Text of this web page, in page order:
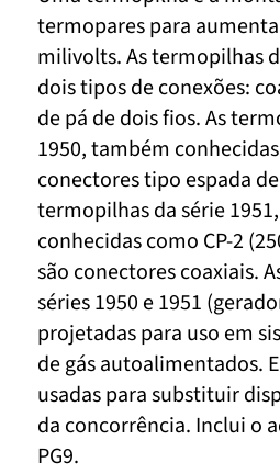
termopares para
milivolts. As termopilhas
dois tipos de conexões:
de pá de dois fios. As
1950, também
conectores tipo espada
termopilhas da série
conhecidas como CP-2
são conectores coaxiais.
séries 1950 e 1951
projetadas para uso em
de gás autoalimentados.
usadas para substituir
da concorrência. Inclui o
PG9.